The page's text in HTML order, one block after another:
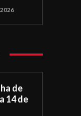
de
14 de